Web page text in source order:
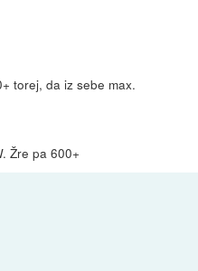
torej, da iz sebe max.
Žre pa 600+